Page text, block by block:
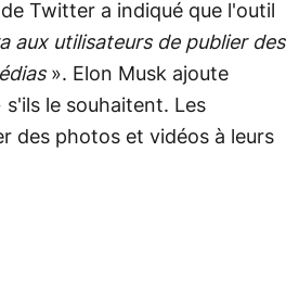
Twitter a indiqué que l'outil
aux utilisateurs de publier des
». Elon Musk ajoute
le souhaitent. Les
des photos et vidéos à leurs